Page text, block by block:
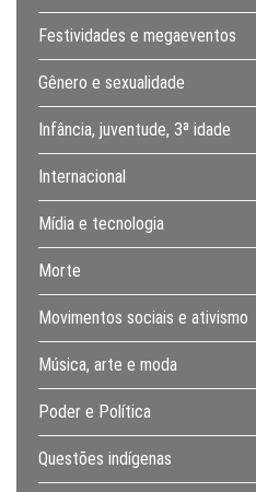
Festividades e megaeventos
Gênero e sexualidade
Infância, juventude, 3ª idade
Internacional
Mídia e tecnologia
Morte
Movimentos sociais e ativismo
Música, arte e moda
Poder e Política
Questões indígenas